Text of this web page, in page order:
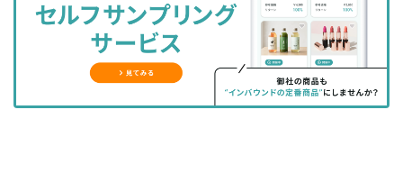
ェ
る
ェ
ア
す
る
マ
に
読
す
る
す
る